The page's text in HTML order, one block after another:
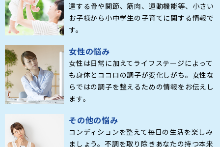
達する骨や関節、筋肉、運動機能等、小さい
お子様から小中学生の子育てに関する情報で
す。
女性の悩み
女性は日常に加えてライフステージによって
も身体とココロの調子が変化しがち。女性な
らではの調子を整えるための情報をお伝えし
ます。
その他の悩み
コンディションを整えて毎日の生活を楽しみ
ましょう。不調を取り除きあなたの持つ本来